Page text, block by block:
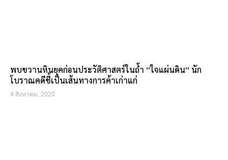
พบขวานหินยุคก่อนประวัติศาสตร์ในถ้ำ “ใจแผ่นดิน” นัก
โบราณคดีชี้เป็นเส้นทางการค้าเก่าแก่
4 สิงหาคม, 2020